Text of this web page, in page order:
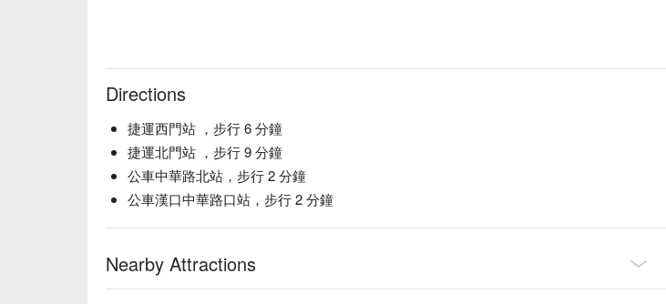
Directions
捷運西門站 ，步行 6 分鐘
捷運北門站 ，步行 9 分鐘
公車中華路北站，步行 2 分鐘
公車漢口中華路口站，步行 2 分鐘
Nearby Attractions